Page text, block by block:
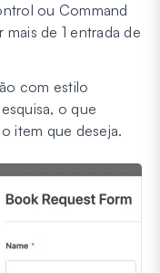
ou Command
de 1 entrada de
com estilo
o que
item que deseja.